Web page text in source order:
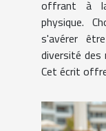
offrant à
physique.
s'avérer
diversité des
Cet écrit